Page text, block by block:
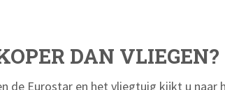
DAN VLIEGEN?
de Eurostar en het vliegtuig kijkt u naar